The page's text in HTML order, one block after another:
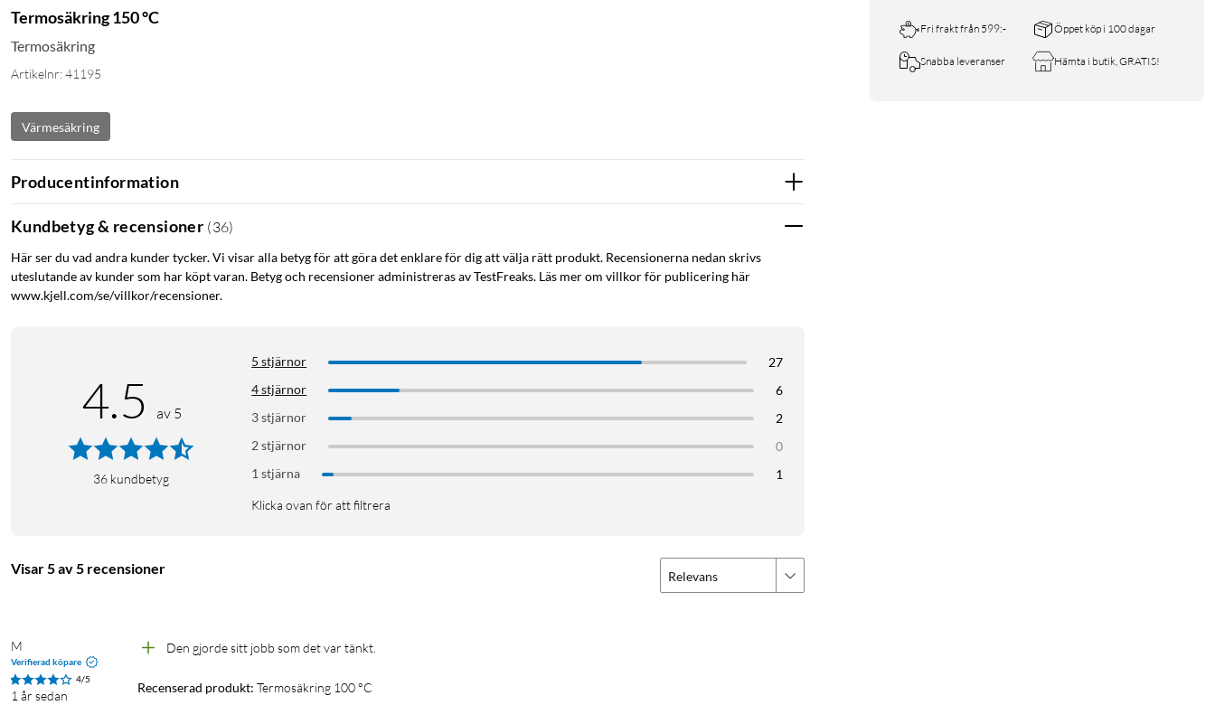
Fri frakt från 599:- Öppet köp i 100 dagar
Snabba leveranser Hämta i butik, GRATIS!
Termosäkring 150 °C
Termosäkring
Artikelnr: 41195
Värmesäkring
Producentinformation
Kundbetyg & recensioner (36)
Här ser du vad andra kunder tycker. Vi visar alla betyg för att göra det enklare för dig att välja rätt produkt. Recensionerna nedan skrivs
uteslutande av kunder som har köpt varan. Betyg och recensioner administreras av TestFreaks. Läs mer om villkor för publicering här
www.kjell.com/se/villkor/recensioner.
4.5 av 5
36 kundbetyg
5 stjärnor
27
4 stjärnor
6
3 stjärnor
2
2 stjärnor
0
1 stjärna
1
Klicka ovan för att filtrera
Visar 5 av 5 recensioner Relevans
M
Verifierad köpare
4/5
1 år sedan
Den gjorde sitt jobb som det var tänkt.
Recenserad produkt: Termosäkring 100 °C